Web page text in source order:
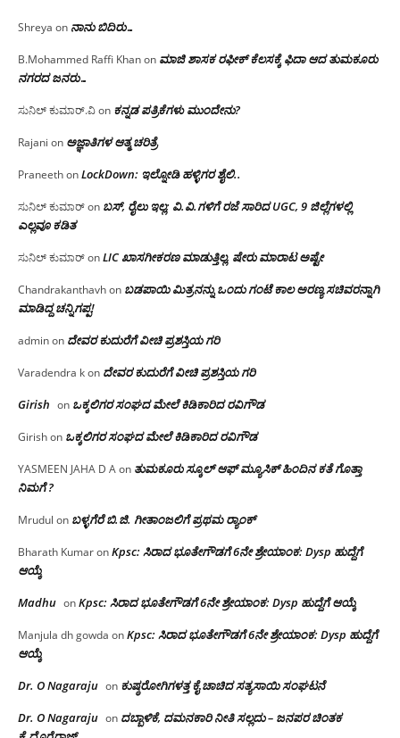
Shreya on ನಾನು ಬಿದಿರು…
B.Mohammed Raffi Khanon ಮಾಜಿ ಶಾಸಕ ರಫೀಕ್ ಕೆಲಸಕ್ಕೆ ಫಿದಾ ಆದ ತುಮಕೂರು
ನಗರದ ಜನರು…
ಸುನಿಲ್ ಕುಮಾರ್.ವಿon ಕನ್ನಡ ಪತ್ರಿಕೆಗಳು ಮುಂದೇನು?
Rajani on ಅಜ್ಞಾತಿಗಳ ಆತ್ಮ ಚರಿತ್ರೆ
PraneethonLockDown: ಇಲ್ನೋಡಿ ಹಳ್ಳಿಗರ ಶೈಲಿ..
ಸುನಿಲ್ ಕುಮಾರ್on ಬಸ್, ರೈಲು ಇಲ್ಲ; ವಿ.ವಿ.ಗಳಿಗೆ ರಜೆ ಸಾರಿದ UGC, 9 ಜಿಲ್ಲೆಗಳಲ್ಲಿ
ಎಲ್ಲವೂ ಕಡಿತ
ಸುನಿಲ್ ಕುಮಾರ್onLIC ಖಾಸಗೀಕರಣ ಮಾಡುತ್ತಿಲ್ಲ, ಷೇರು ಮಾರಾಟ ಅಷ್ಟೇ
Chandrakanthavhon ಬಡಪಾಯಿ ಮಿತ್ರನನ್ನು ಒಂದು ಗಂಟೆ ಕಾಲ ಅರಣ್ಯ ಸಚಿವರನ್ನಾಗಿ
ಮಾಡಿದ್ದ ಚನ್ನಿಗಪ್ಪ!
adminon ದೇವರ ಕುದುರೆಗೆ ವೀಚಿ ಪ್ರಶಸ್ತಿಯ ಗರಿ
Varadendra kon ದೇವರ ಕುದುರೆಗೆ ವೀಚಿ ಪ್ರಶಸ್ತಿಯ ಗರಿ
Girish on ಒಕ್ಕಲಿಗರ ಸಂಘದ ಮೇಲೆ ಕಿಡಿಕಾರಿದ ರವಿಗೌಡ
Girishon ಒಕ್ಕಲಿಗರ ಸಂಘದ ಮೇಲೆ ಕಿಡಿಕಾರಿದ ರವಿಗೌಡ
YASMEEN JAHA D Aon ತುಮಕೂರು ಸ್ಕೂಲ್ ಆಫ್ ಮ್ಯೂಸಿಕ್ ಹಿಂದಿನ ಕತೆ ಗೊತ್ತಾ
ನಿಮಗೆ ?
Mrudul on ಬಳ್ಳಗೆರೆ ಬಿ.ಜಿ. ಗೀತಾಂಜಲಿಗೆ ಪ್ರಥಮ ರ‌್ಯಾಂಕ್
Bharath KumaronKpsc: ಸಿರಾದ ಭೂತೇಗೌಡಗೆ 6ನೇ ಶ್ರೇಯಾಂಕ: Dysp ಹುದ್ದೆಗೆ
ಆಯ್ಕೆ
Madhu onKpsc: ಸಿರಾದ ಭೂತೇಗೌಡಗೆ 6ನೇ ಶ್ರೇಯಾಂಕ: Dysp ಹುದ್ದೆಗೆ ಆಯ್ಕೆ
Manjula dh gowda onKpsc: ಸಿರಾದ ಭೂತೇಗೌಡಗೆ 6ನೇ ಶ್ರೇಯಾಂಕ: Dysp ಹುದ್ದೆಗೆ
ಆಯ್ಕೆ
Dr. O Nagaraju on ಕುಷ್ಠರೋಗಿಗಳತ್ತ ಕೈ ಚಾಚಿದ ಸತ್ಯಸಾಯಿ ಸಂಘಟನೆ
Dr. O Nagaraju on ದಬ್ಬಾಳಿಕೆ, ದಮನಕಾರಿ ನೀತಿ ಸಲ್ಲದು – ಜನಪರ ಚಿಂತಕ